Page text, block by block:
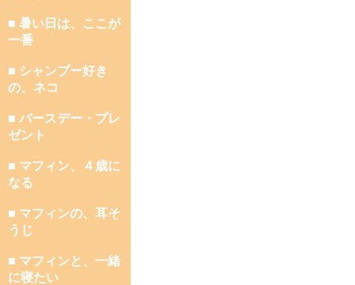
■ 暑い日は、ここが
一番
■ シャンプー好き
の、ネコ
■ バースデー・プレ
ゼント
■ マフィン、４歳に
なる
■ マフィンの、耳そ
うじ
■ マフィンと、一緒
に寝たい